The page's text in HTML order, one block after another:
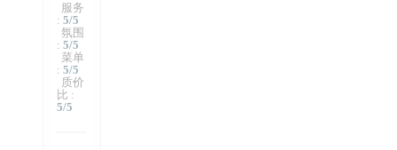
服务
: 5/5
氛围
: 5/5
菜单
: 5/5
质价
比 :
5/5